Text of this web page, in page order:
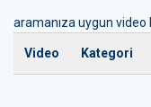
aramanıza uygun video
Video Kategori